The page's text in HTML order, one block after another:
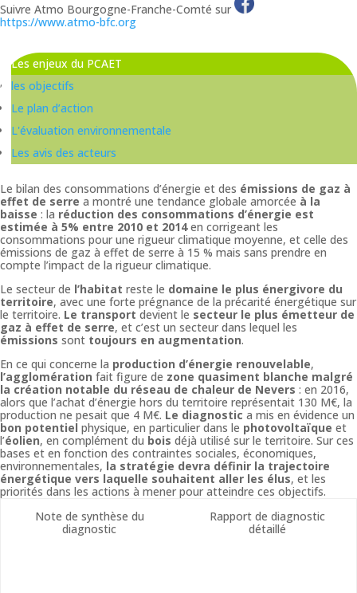
Suivre Atmo Bourgogne-Franche-Comté sur
https://www.atmo-bfc.org
Les enjeux du PCAET
les objectifs
Le plan d’action
L'évaluation environnementale
Les avis des acteurs
Le bilan des consommations d’énergie et des émissions de gaz à
effet de serre a montré une tendance globale amorcée à la
baisse : la réduction des consommations d’énergie est
estimée à 5% entre 2010 et 2014en corrigeant les
consommations pour une rigueur climatique moyenne, et celle des
émissions de gaz à effet de serre à 15 % mais sans prendre en
compte l’impact de la rigueur climatique.
Le secteur de l’habitat reste le domaine le plus énergivore du
territoire, avec une forte prégnance de la précarité énergétique sur
le territoire. Le transport devient le secteur le plus émetteur de
gaz à effet de serre, et c’est un secteur dans lequel les
émissions sont toujours en augmentation.
En ce qui concerne la production d’énergie renouvelable,
l’agglomération fait figure de zone quasiment blanche malgré
la création notable du réseau de chaleur de Nevers : en 2016,
alors que l’achat d’énergie hors du territoire représentait 130 M€, la
production ne pesait que 4 M€. Le diagnostic a mis en évidence un
bon potentiel physique, en particulier dans le photovoltaïque et
l’éolien, en complément du bois déjà utilisé sur le territoire. Sur ces
bases et en fonction des contraintes sociales, économiques,
environnementales, la stratégie devra définir la trajectoire
énergétique vers laquelle souhaitent aller les élus, et les
priorités dans les actions à mener pour atteindre ces objectifs.
Note de synthèse du
diagnostic
Rapport de diagnostic
détaillé